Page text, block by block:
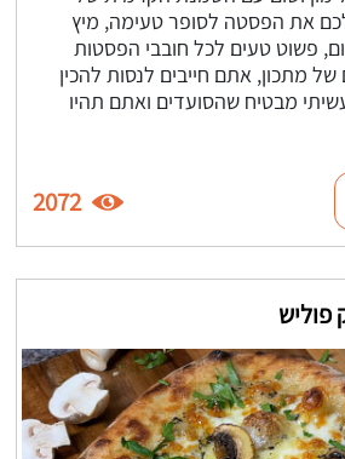
את הפסטה לסופר טעימה, מיץ
פשוט טעים לכל חובבי הפסטות
מתכון, אתם חייבים לנסות להכין
מבטיח שהסועדים ואתם תהיו
2072
פוליש